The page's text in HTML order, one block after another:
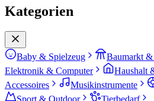
Kategorien
Baby & Spielzeug Baumarkt &
Elektronik & Computer
Haushalt
Accessoires
Musikinstrumente
Sport & Outdoor
Tierbedarf